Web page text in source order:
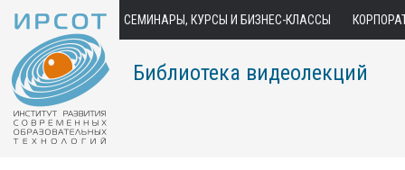
СЕМИНАРЫ, КУРСЫ И БИЗНЕС-КЛАССЫ
Библиотека видеолекций